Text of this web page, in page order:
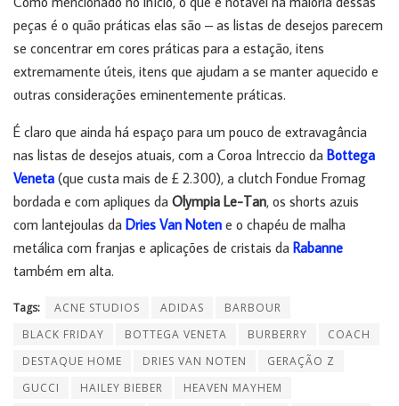
peças é o quão práticas elas são – as listas de desejos parecem
se concentrar em cores práticas para a estação, itens
extremamente úteis, itens que ajudam a se manter aquecido e
outras considerações eminentemente práticas.
É claro que ainda há espaço para um pouco de extravagância
nas listas de desejos atuais, com a Coroa Intreccio da Bottega
Veneta (que custa mais de £ 2.300), a clutch Fondue Fromag
bordada e com apliques da Olympia Le-Tan, os shorts azuis
com lantejoulas da Dries Van Noten e o chapéu de malha
metálica com franjas e aplicações de cristais da Rabanne
também em alta.
Tags: ACNE STUDIOS ADIDAS
BARBOUR
BLACK FRIDAY
BOTTEGA VENETA BURBERRY
COACH
DESTAQUE HOME
DRIES VAN NOTEN
GERAÇÃO Z
GUCCI
HAILEY BIEBER
HEAVEN MAYHEM